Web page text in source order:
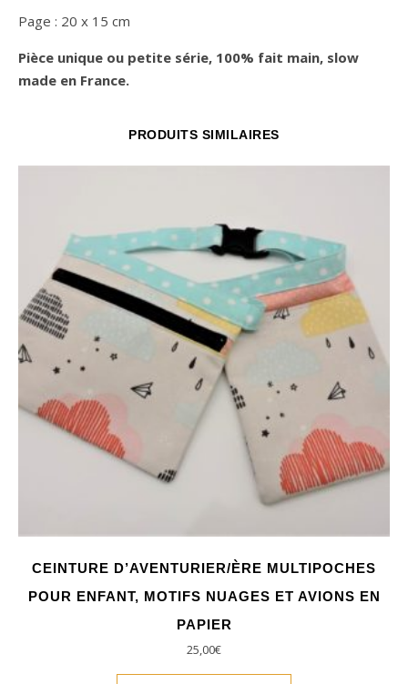
Page : 20 x 15 cm
Pièce unique ou petite série, 100% fait main, slow
made en France.
PRODUITS SIMILAIRES
CEINTURE D’AVENTURIER/ÈRE MULTIPOCHES
POUR ENFANT, MOTIFS NUAGES ET AVIONS EN
PAPIER
25,00€